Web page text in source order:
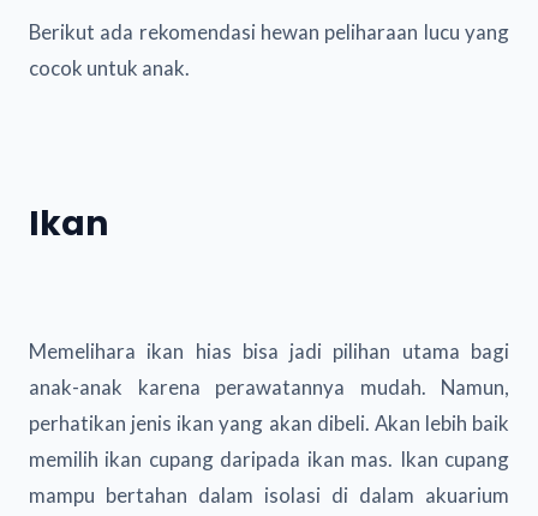
Berikut ada rekomendasi hewan peliharaan lucu yang
cocok untuk anak.
Ikan
Memelihara ikan hias bisa jadi pilihan utama bagi
anak-anak karena perawatannya mudah. Namun,
perhatikan jenis ikan yang akan dibeli. Akan lebih baik
memilih ikan cupang daripada ikan mas. Ikan cupang
mampu bertahan dalam isolasi di dalam akuarium